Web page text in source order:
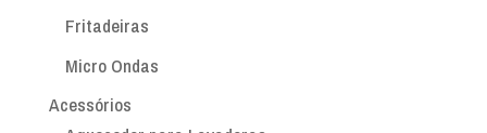
Fritadeiras
Micro Ondas
Acessórios